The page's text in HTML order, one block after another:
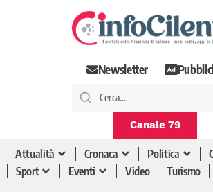
Newsletter
Canale 79
Attualità Cronaca Politica
Sport
Eventi Video Turismo